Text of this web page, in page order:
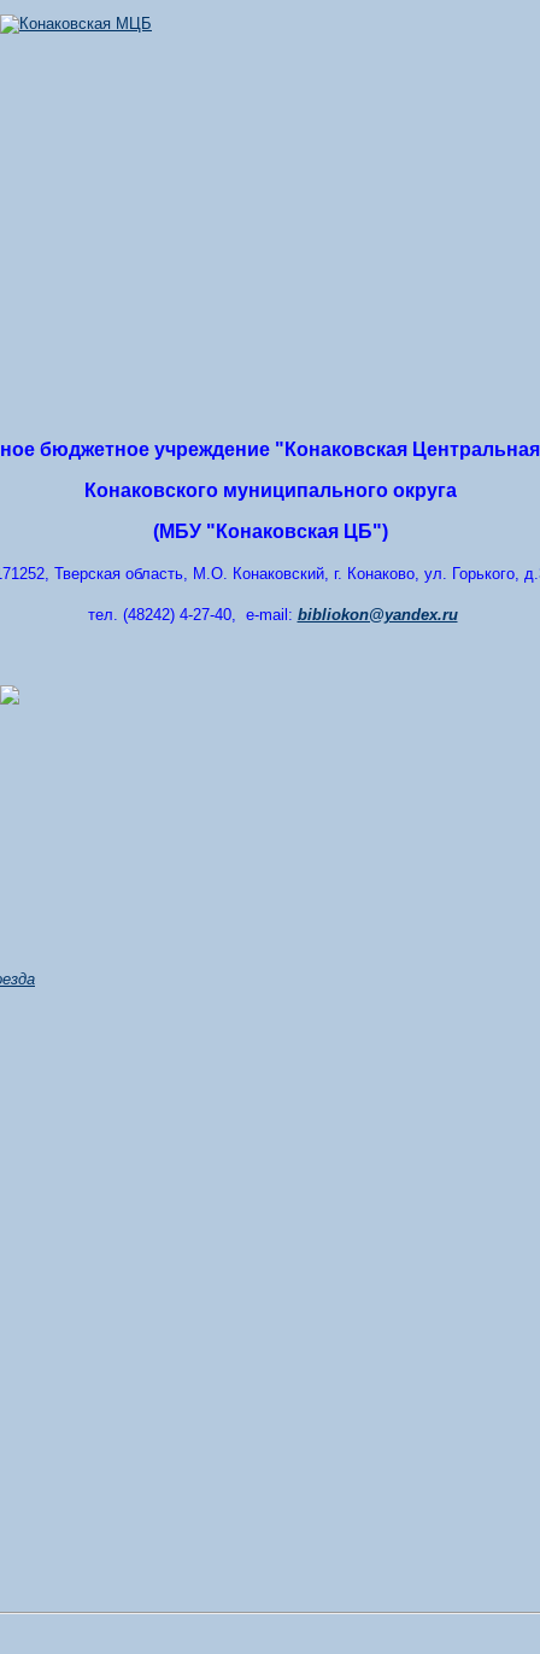
бюджетное учреждение "Конаковская
Конаковского муниципального округа
(МБУ "Конаковская ЦБ")
Тверская область, М.О. Конаковский, г. Конаково, ул. Горького,
тел. (48242) 4-27-40, e-mail: bibliokon@yandex.ru